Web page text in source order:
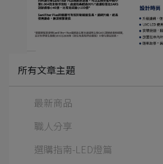
所有文章主題
最新商品
職人分享
選購指南-LED燈篇